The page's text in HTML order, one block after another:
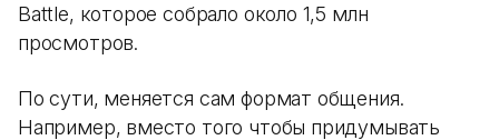
Battle, которое собрало около 1,5 млн
просмотров.
По сути, меняется сам формат общения.
Например, вместо того чтобы придумывать